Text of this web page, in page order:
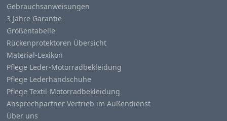
Gebrauchsanweisungen
3 Jahre Garantie
Größentabelle
Rückenprotektoren Übersicht
Material-Lexikon
Pflege Leder-Motorradbekleidung
Pflege Lederhandschuhe
Pflege Textil-Motorradbekleidung
Ansprechpartner Vertrieb im Außendienst
Über uns